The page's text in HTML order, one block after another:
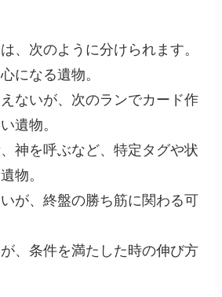
、次のように分けられます。
になる遺物。
ないが、次のランでカード作
遺物。
神を呼ぶなど、特定タグや状
物。
が、終盤の勝ち筋に関わる可
、条件を満たした時の伸び方